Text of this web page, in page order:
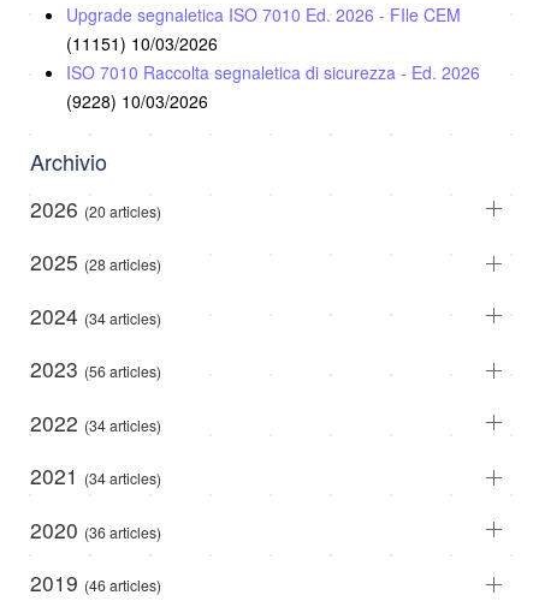
Upgrade segnaletica ISO 7010 Ed. 2026 - FIle CEM
(11151) 10/03/2026
ISO 7010 Raccolta segnaletica di sicurezza - Ed. 2026
(9228) 10/03/2026
Archivio
2026 (20 articles)
2025 (28 articles)
2024 (34 articles)
2023 (56 articles)
2022 (34 articles)
2021 (34 articles)
2020 (36 articles)
2019 (46 articles)